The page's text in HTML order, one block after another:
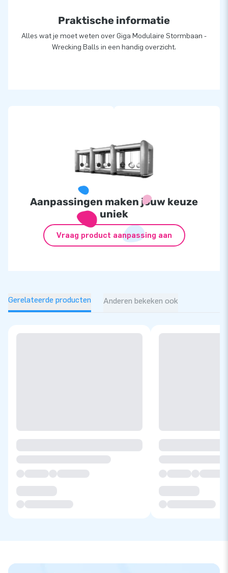
wijze. Dankzij hen zijn onze klanten verzekerd van een zeer
professionele service en levering, over al ter wereld!
Praktische informatie
Alles wat je moet weten over Giga Modulaire Stormbaan -
Wrecking Balls in een handig overzicht.
Aanpassingen maken jouw keuze
uniek
Vraag product aanpassing aan
Gerelateerde producten Anderen bekeken ook